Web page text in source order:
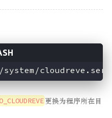
更换为程序所在目